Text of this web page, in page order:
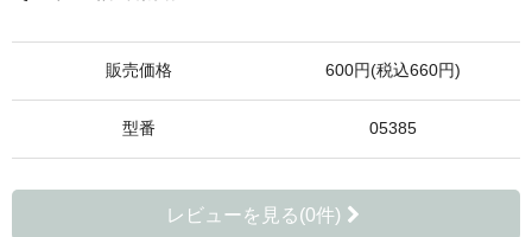
販売価格 600円(税込660円)
型番 05385
レビューを見る(0件)